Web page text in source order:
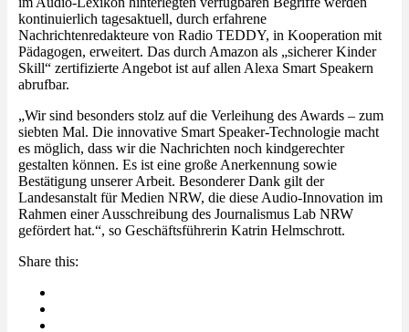
kontinuierlich tagesaktuell, durch erfahrene
Nachrichtenredakteure von Radio TEDDY, in Kooperation mit
Pädagogen, erweitert. Das durch Amazon als „sicherer Kinder
Skill“ zertifizierte Angebot ist auf allen Alexa Smart Speakern
abrufbar.
„Wir sind besonders stolz auf die Verleihung des Awards – zum
siebten Mal. Die innovative Smart Speaker-Technologie macht
es möglich, dass wir die Nachrichten noch kindgerechter
gestalten können. Es ist eine große Anerkennung sowie
Bestätigung unserer Arbeit. Besonderer Dank gilt der
Landesanstalt für Medien NRW, die diese Audio-Innovation im
Rahmen einer Ausschreibung des Journalismus Lab NRW
gefördert hat.“, so Geschäftsführerin Katrin Helmschrott.
Share this: